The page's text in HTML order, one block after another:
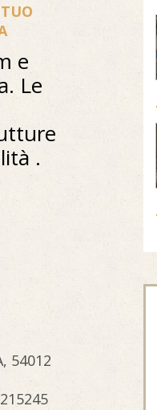
e
Le
.
54012